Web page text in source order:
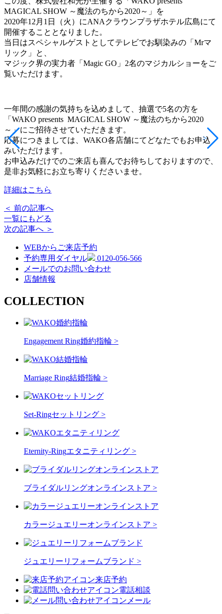
< >
MAGICAL SHOW ～魔法のちから2020～」
を
2020年12月1日（火）にANAクラウンプラザホテル広島にて
開催することとなりました。
当日はスペシャルゲストとしてテレビでお馴染みの「Mrマ
リック」と、
マジック界の実力者「Magic GO」2名のマジカルショーをご
覧いただけます。
一年間の感謝の気持ちを込めまして、抽選で5名の方を
「WAKO presents MAGICAL SHOW ～魔法のちから2020
～」にご招待させていただきます。
応募につきましては、WAKO各店舗にてどなたでもお申込
みいただけます。
お申込みだけでのご来店も喜んでお待ちしておりますので、
是非お気軽にお立ち寄りくださいませ。
詳細はこちら
＜ 前の記事へ
一覧にもどる
次の記事へ ＞
WEBからご来店予約
予約専用ダイヤル
0120-056-566
メールでのお問い合わせ
店舗情報
COLLECTION
Engagement Ring婚約指輪 >
Marriage Ring結婚指輪 >
Set-Ringセットリング >
Eternity-Ringエタニティリング >
ブライダルリングオンラインストア >
カラージュエリーオンラインストア >
ジュエリーリフォームブランド >
来店予約
電話相談
メール